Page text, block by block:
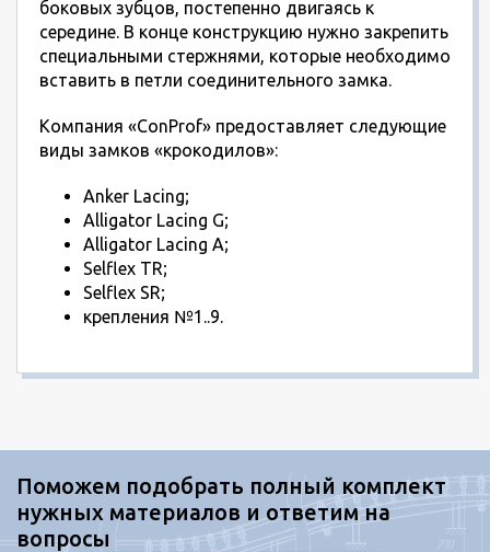
боковых зубцов, постепенно двигаясь к
середине. В конце конструкцию нужно закрепить
специальными стержнями, которые необходимо
вставить в петли соединительного замка.
Компания «ConProf» предоставляет следующие
виды замков «крокодилов»:
Anker Lacing;
Alligator Lacing G;
Alligator Lacing A;
Selflex TR;
Selflex SR;
крепления №1..9.
Поможем подобрать полный комплект
нужных материалов и ответим на
вопросы